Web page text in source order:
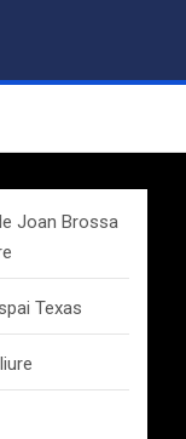
Joan Brossa
Texas